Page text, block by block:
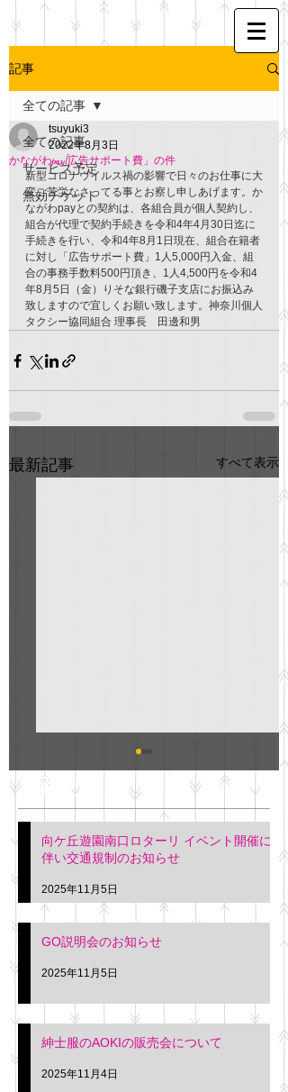
記事
全ての記事
サービス予定
無効チケット
全ての記事
かながわpay[広告サポート費」の件
tsuyuki3
2022年8月3日
新型コロナウイルス禍の影響で日々のお仕事に大
変ご苦労なさってる事とお察し申しあげます。か
ながわpayとの契約は、各組合員が個人契約し、
組合が代理で契約手続きを令和4年4月30日迄に
手続きを行い、令和4年8月1日現在、組合在籍者
に対し「広告サポート費」1人5,000円入金、組
合の事務手数料500円頂き、1人4,500円を令和4
年8月5日（金）りそな銀行磯子支店にお振込み
致しますので宜しくお願い致します。神奈川個人
タクシー協同組合 理事長　田邊和男
最新記事 すべて表示
明日(11月6日)午後3時～5
階会議室にてGOの説明会
を行います。 神奈川個人
タクシー協同組合 専務 佐
久間
最新記事
向ケ丘遊園南口ロターリ イベント開催に
伴い交通規制のお知らせ
2025年11月5日
GO説明会のお知らせ
2025年11月5日
紳士服のAOKIの販売会について
2025年11月4日